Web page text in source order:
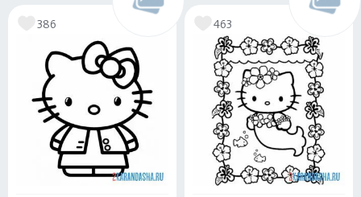
386 463